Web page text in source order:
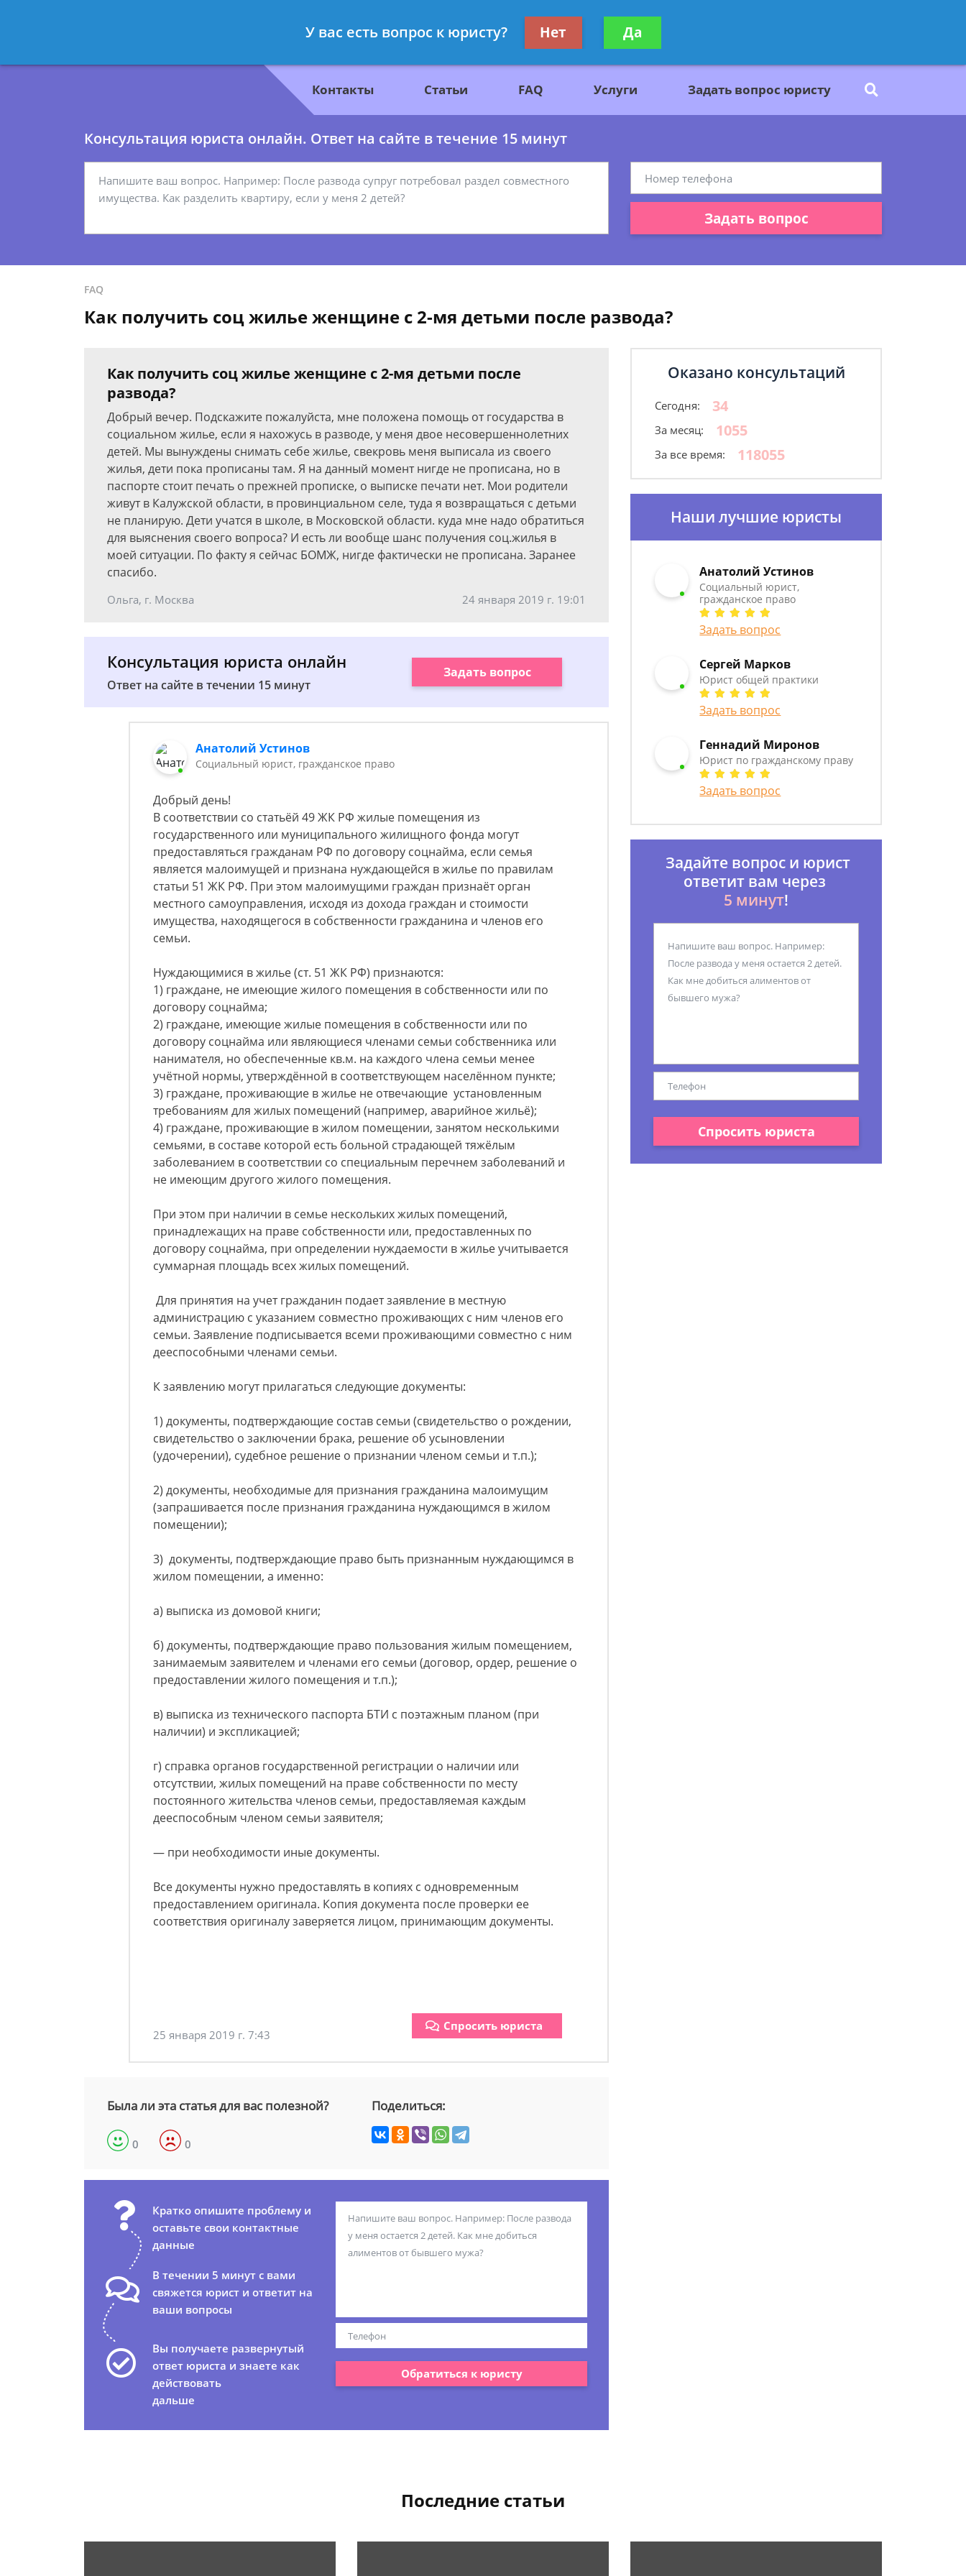
- Юрист по гражданскому праву
Получите консультацию
бесплатно
Контакты Статьи FAQ Услуги Задать вопрос юристу
Консультация юриста онлайн. Ответ на сайте в течение 15 минут
Задать вопрос
FAQ
Как получить соц жилье женщине с 2-мя детьми после развода?
Как получить соц жилье женщине с 2-мя детьми после
развода?
Добрый вечер. Подскажите пожалуйста, мне положена помощь от государства в
социальном жилье, если я нахожусь в разводе, у меня двое несовершеннолетних
детей. Мы вынуждены снимать себе жилье, свекровь меня выписала из своего
жилья, дети пока прописаны там. Я на данный момент нигде не прописана, но в
паспорте стоит печать о прежней прописке, о выписке печати нет. Мои родители
живут в Калужской области, в провинциальном селе, туда я возвращаться с детьми
не планирую. Дети учатся в школе, в Московской области. куда мне надо обратиться
для выяснения своего вопроса? И есть ли вообще шанс получения соц.жилья в
моей ситуации. По факту я сейчас БОМЖ, нигде фактически не прописана. Заранее
спасибо.
Ольга, г. Москва 24 января 2019 г. 19:01
Консультация юриста онлайн
Ответ на сайте в течении 15 минут
Задать вопрос
Анатолий Устинов
Социальный юрист, гражданское право
Добрый день!
В соответствии со статьёй 49 ЖК РФ жилые помещения из
государственного или муниципального жилищного фонда могут
предоставляться гражданам РФ по договору соцнайма, если семья
является малоимущей и признана нуждающейся в жилье по правилам
статьи 51 ЖК РФ. При этом малоимущими граждан признаёт орган
местного самоуправления, исходя из дохода граждан и стоимости
имущества, находящегося в собственности гражданина и членов его
семьи.
Нуждающимися в жилье (ст. 51 ЖК РФ) признаются:
1) граждане, не имеющие жилого помещения в собственности или по
договору соцнайма;
2) граждане, имеющие жилые помещения в собственности или по
договору соцнайма или являющиеся членами семьи собственника или
нанимателя, но обеспеченные кв.м. на каждого члена семьи менее
учётной нормы, утверждённой в соответствующем населённом пункте;
3) граждане, проживающие в жилье не отвечающие установленным
требованиям для жилых помещений (например, аварийное жильё);
4) граждане, проживающие в жилом помещении, занятом несколькими
семьями, в составе которой есть больной страдающей тяжёлым
заболеванием в соответствии со специальным перечнем заболеваний и
не имеющим другого жилого помещения.
При этом при наличии в семье нескольких жилых помещений,
принадлежащих на праве собственности или, предоставленных по
договору соцнайма, при определении нуждаемости в жилье учитывается
суммарная площадь всех жилых помещений.
Для принятия на учет гражданин подает заявление в местную
администрацию с указанием совместно проживающих с ним членов его
семьи. Заявление подписывается всеми проживающими совместно с ним
дееспособными членами семьи.
К заявлению могут прилагаться следующие документы:
1) документы, подтверждающие состав семьи (свидетельство о рождении,
свидетельство о заключении брака, решение об усыновлении
(удочерении), судебное решение о признании членом семьи и т.п.);
2) документы, необходимые для признания гражданина малоимущим
(запрашивается после признания гражданина нуждающимся в жилом
помещении);
3) документы, подтверждающие право быть признанным нуждающимся в
жилом помещении, а именно:
а) выписка из домовой книги;
б) документы, подтверждающие право пользования жилым помещением,
занимаемым заявителем и членами его семьи (договор, ордер, решение о
предоставлении жилого помещения и т.п.);
в) выписка из технического паспорта БТИ с поэтажным планом (при
наличии) и экспликацией;
г) справка органов государственной регистрации о наличии или
отсутствии, жилых помещений на праве собственности по месту
постоянного жительства членов семьи, предоставляемая каждым
дееспособным членом семьи заявителя;
— при необходимости иные документы.
Все документы нужно предоставлять в копиях с одновременным
предоставлением оригинала. Копия документа после проверки ее
соответствия оригиналу заверяется лицом, принимающим документы.
25 января 2019 г. 7:43
Спросить юриста
Была ли эта статья для вас полезной?
0 0
Поделиться:
Кратко опишите проблему и
оставьте свои контактные
данные
В течении 5 минут с вами
свяжется юрист и ответит на
ваши вопросы
Вы получаете развернутый
ответ юриста и знаете как
действовать
дальше
Обратиться к юристу
Оказано консультаций
Сегодня: 34
За месяц: 1055
За все время: 118055
Наши лучшие юристы
Анатолий Устинов
Социальный юрист,
гражданское право
Задать вопрос
Сергей Марков
Юрист общей практики
Задать вопрос
Геннадий Миронов
Юрист по гражданскому праву
Задать вопрос
Задайте вопрос и юрист
ответит вам через
5 минут!
Спросить юриста
Последние статьи
У вас есть вопрос к юристу? Нет Да